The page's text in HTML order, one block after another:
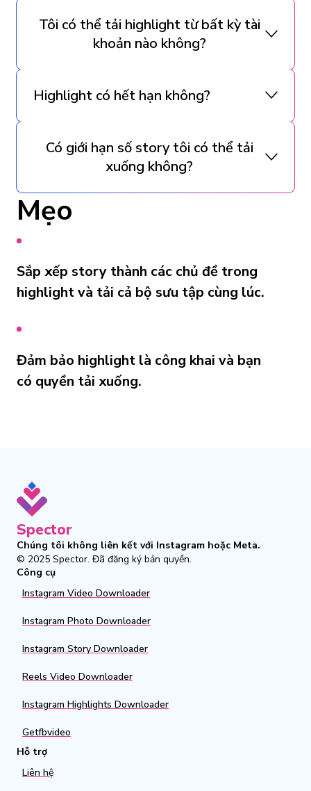
Tôi có thể tải highlight từ bất kỳ tài
khoản nào không?
Highlight có hết hạn không?
Có giới hạn số story tôi có thể tải
xuống không?
Mẹo
Sắp xếp story thành các chủ đề trong
highlight và tải cả bộ sưu tập cùng lúc.
Đảm bảo highlight là công khai và bạn
có quyền tải xuống.
Spector
Chúng tôi không liên kết với Instagram hoặc Meta.
© 2025 Spector. Đã đăng ký bản quyền.
Công cụ
Instagram Video Downloader
Instagram Photo Downloader
Instagram Story Downloader
Reels Video Downloader
Instagram Highlights Downloader
Getfbvideo
Hỗ trợ
Liên hệ